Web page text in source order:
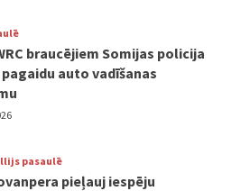
braucējiem Somijas policija
auto vadīšanas
pasaulē
pieļauj iespēju